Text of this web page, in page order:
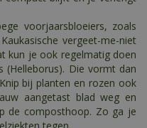
voorjaarsbloeiers, zoals
vergeet-me-niet
kun je ook regelmatig doen
Die vormt dan
bij planten en rozen ook
aangetast blad weg en
de composthoop. Zo ga je